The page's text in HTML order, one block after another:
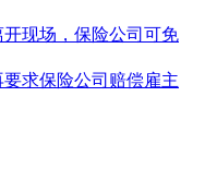
现场，保险公司可免
求保险公司赔偿雇主